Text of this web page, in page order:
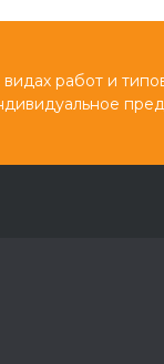
работ и